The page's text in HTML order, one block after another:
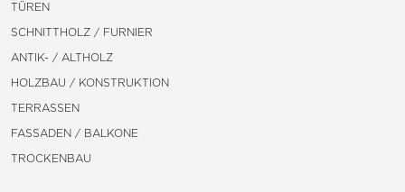
TÜREN
SCHNITTHOLZ / FURNIER
ANTIK- / ALTHOLZ
HOLZBAU / KONSTRUKTION
TERRASSEN
FASSADEN / BALKONE
TROCKENBAU